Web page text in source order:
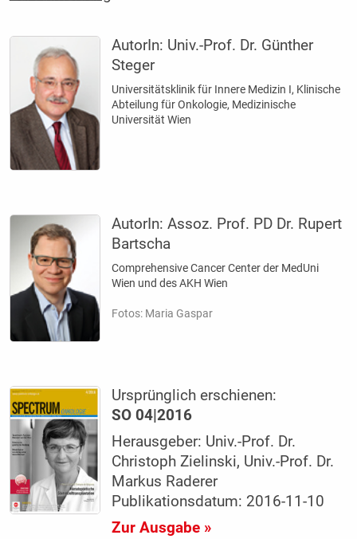
AutorIn: Univ.-Prof. Dr. Günther
Steger
Universitätsklinik für Innere Medizin I, ­Klinische
­Abteilung für Onkologie, ­Medizinische
Universität Wien
AutorIn:Assoz. Prof. PD Dr. Rupert
Bartscha
Comprehensive Cancer Center der MedUni
Wien und des AKH Wien
Fotos: Maria Gaspar
Ursprünglich erschienen:
SO 04|2016
Herausgeber: Univ.-Prof. Dr.
Christoph Zielinski, Univ.-Prof. Dr.
Markus Raderer
Publikationsdatum: 2016-11-10
Zur Ausgabe »